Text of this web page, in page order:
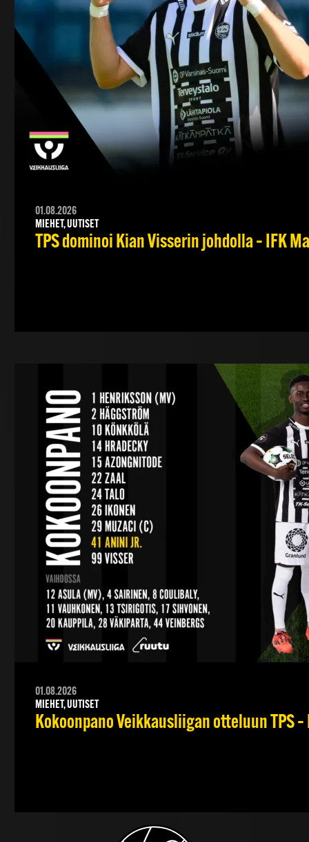
01.08.2026
MIEHET, UUTISET
TPS dominoi Kian Visserin johdolla – IFK
01.08.2026
MIEHET, UUTISET
Kokoonpano Veikkausliigan otteluun TPS